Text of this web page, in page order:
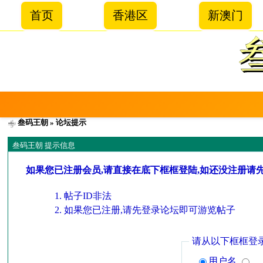
首页 香港区 新澳门
叁码王朝 » 论坛提示
叁码王朝 提示信息
如果您已注册会员,请直接在底下框框登陆,如还没注册请
帖子ID非法
如果您已注册,请先登录论坛即可游览帖子
请从以下框框登
用户名